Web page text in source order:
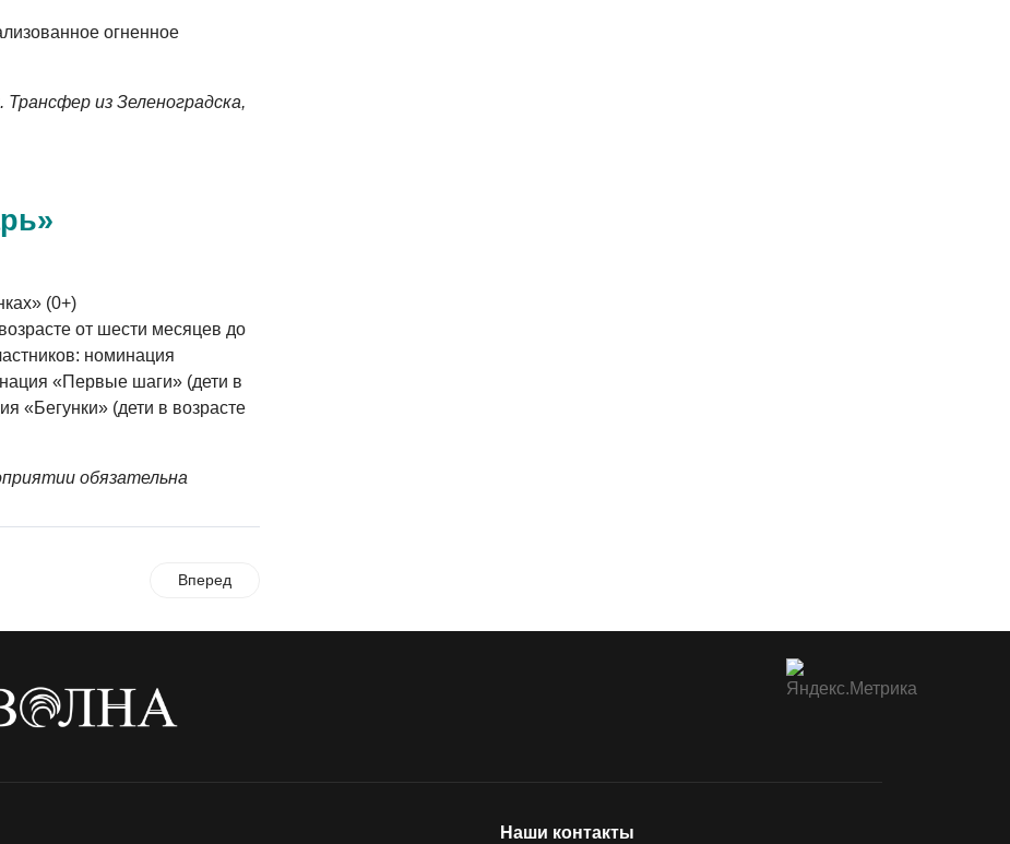
огненное
из Зеленоградска,
(0+)
от шести месяцев до
номинация
«Первые шаги» (дети в
«Бегунки» (дети в возрасте
обязательна
Вперед
Наши контакты